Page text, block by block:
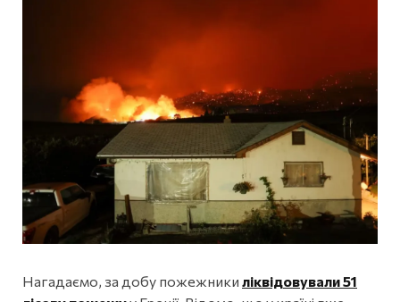
Нагадаємо, за добу пожежники ліквідовували 51